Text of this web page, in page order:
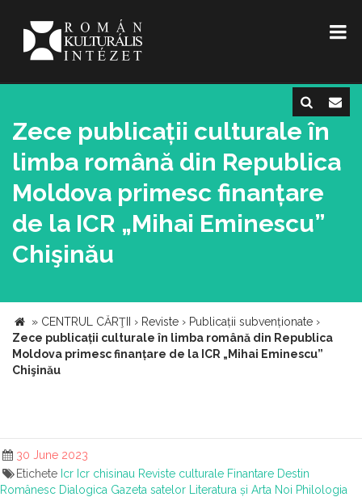
Zece publicații culturale în
limba română din Republica
Moldova primesc finanțare
de la ICR „Mihai Eminescu”
Chişinău
» CENTRUL CĂRŢII › Reviste › Publicații subvenționate ›
Zece publicații culturale în limba română din Republica
Moldova primesc finanțare de la ICR „Mihai Eminescu”
Chişinău
30 June 2023
Etichete Icr Icr chisinau Reviste culturale Finantare Destin
Românesc Dialogica Gazeta satelor Literatura și Arta Noi Philologia